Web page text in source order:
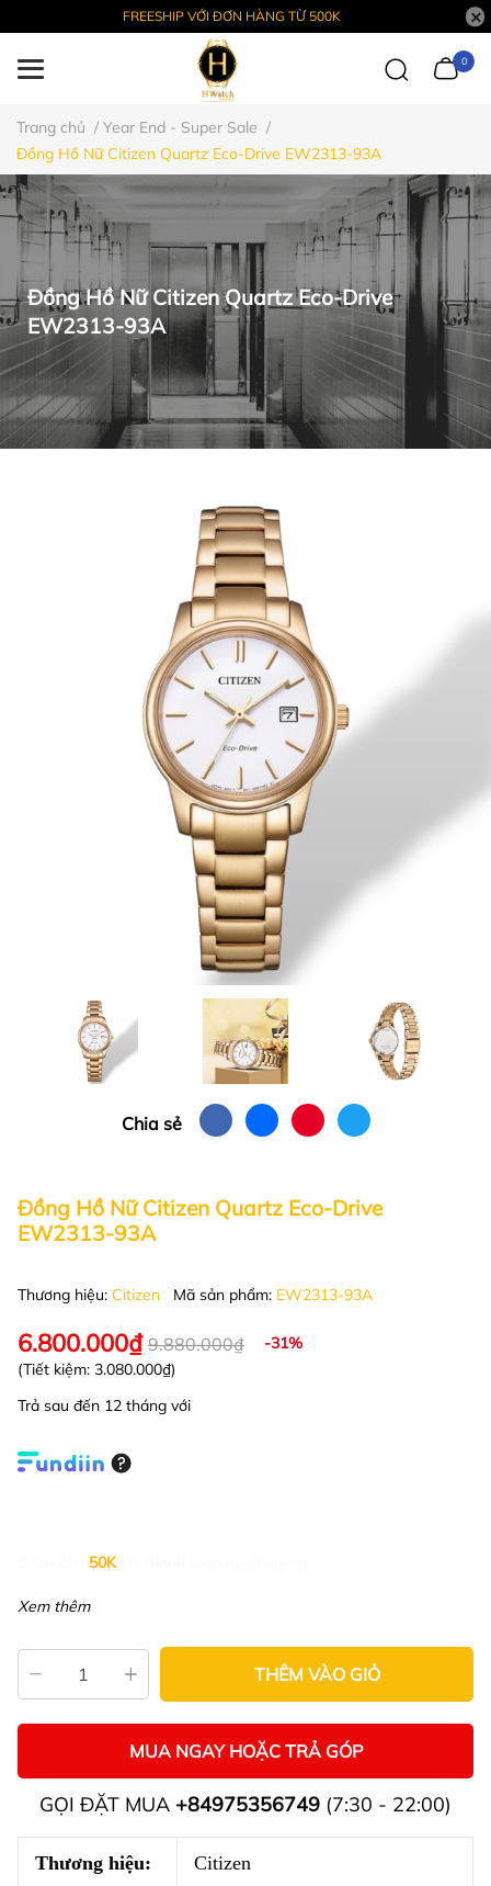
FREESHIP VỚI ĐƠN HÀNG TỪ 500K
0
Trang chủ / Year End - Super Sale /
Đồng Hồ Nữ Citizen Quartz Eco-Drive EW2313-93A
Đồng Hồ Nữ Citizen Quartz Eco-Drive
EW2313-93A
Chia sẻ
Đồng Hồ Nữ Citizen Quartz Eco-Drive
EW2313-93A
Thương hiệu: Citizen Mã sản phẩm: EW2313-93A
6.800.000₫ 9.880.000₫
-31%
(Tiết kiệm: 3.080.000₫)
Trả sau đến 12 tháng với
50K
Xem thêm
THÊM VÀO GIỎ
MUA NGAY HOẶC TRẢ GÓP
GỌI ĐẶT MUA +84975356749 (7:30 - 22:00)
Thương hiệu: Citizen